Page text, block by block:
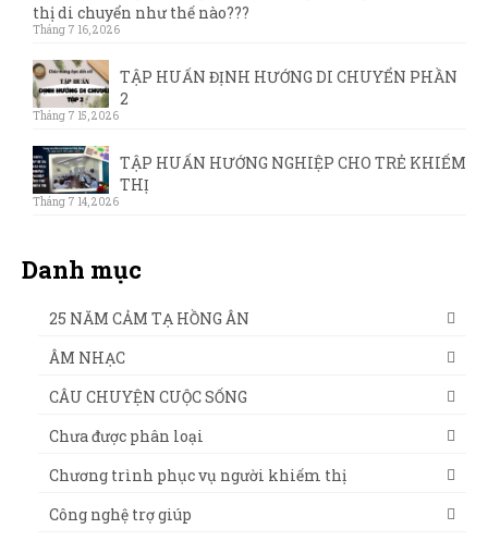
thị di chuyển như thế nào???
Tháng 7 16, 2026
TẬP HUẤN ĐỊNH HƯỚNG DI CHUYỂN PHẦN
2
Tháng 7 15, 2026
TẬP HUẤN HƯỚNG NGHIỆP CHO TRẺ KHIẾM
THỊ
Tháng 7 14, 2026
Danh mục
25 NĂM CẢM TẠ HỒNG ÂN
ÂM NHẠC
CÂU CHUYỆN CUỘC SỐNG
Chưa được phân loại
Chương trình phục vụ người khiếm thị
Công nghệ trợ giúp